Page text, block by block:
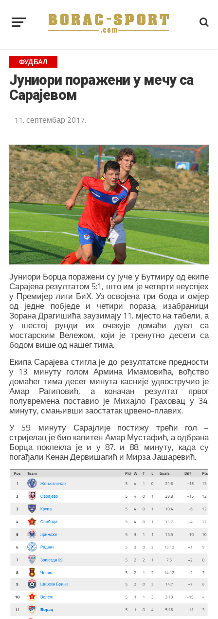
ФУДБАЛ
Јуниори поражени у мечу са
Сарајевом
11. септембар 2017.
Јуниори Борца поражени су јуче у Бутмиру од екипе
Сарајева резултатом 5:1, што им је четврти неуспјех
у Премијер лиги БиХ. Уз освојена три бода и омјер
од једне побједе и четири пораза, изабраници
Зорана Драгишића заузимају 11. мјесто на табели, а
у шестој рунди их очекује домаћи дуел са
мостарским Вележом, који је тренутно десети са
бодом више од нашег тима.
Екипа Сарајева стигла је до резултатске предности
у 13. минуту голом Армина Имамовића, вођство
домаћег тима десет минута касније удвостручио је
Амар Рагиповић, а коначан резултат првог
полувремена поставио је Михајло Граховац у 34.
минуту, смањивши заостатак црвено-плавих.
У 59. минуту Сарајлије постижу трећи гол –
стријелац је био капитен Амар Мустафић, а одбрана
Борца поклекла је и у 87. и 88. минуту, када су
погађали Кенан Дервишагић и Мирза Јашаревић.